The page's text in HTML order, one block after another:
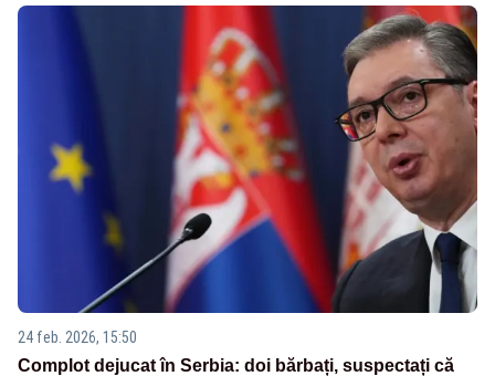
24 feb. 2026, 15:50
Complot dejucat în Serbia: doi bărbați, suspectați că